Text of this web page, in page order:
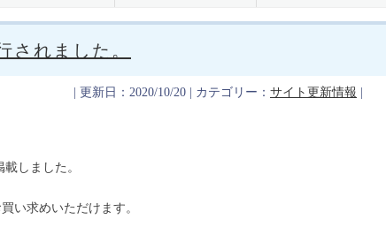
されました。
| 更新日：2020/10/20 | カテゴリー： サイト更新情報
しました。
い求めいただけます。